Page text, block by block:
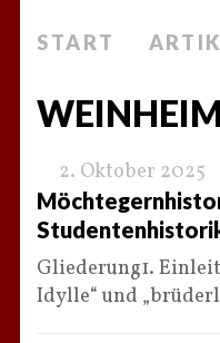
START
2. Oktober 2025
Gliederung1.
Idylle“ und